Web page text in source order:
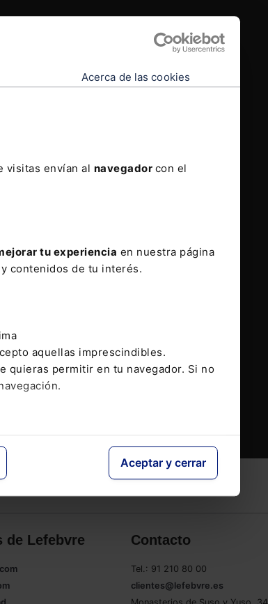
Acerca de las cookies
visitas envían al navegador con el
tu experiencia en nuestra página
contenidos de tu interés.
aquellas imprescindibles.
quieras permitir en tu navegador. Si no
Aceptar y cerrar
de Lefebvre Contacto
Tel.: 91 210 80 00
clientes@lefebvre.es
Monasterios de Suso y Yuso, 34